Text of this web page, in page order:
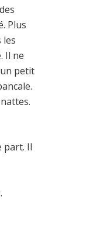
Plus
les
Il ne
petit
part. Il